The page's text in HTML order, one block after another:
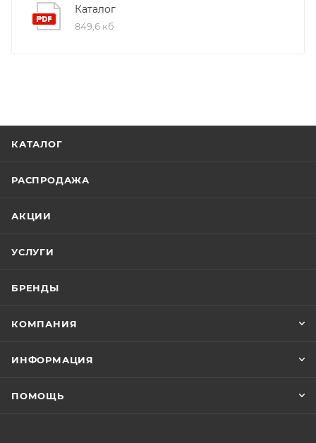
Каталог
849,6 кб
КАТАЛОГ
РАСПРОДАЖА
АКЦИИ
УСЛУГИ
БРЕНДЫ
КОМПАНИЯ
ИНФОРМАЦИЯ
ПОМОЩЬ